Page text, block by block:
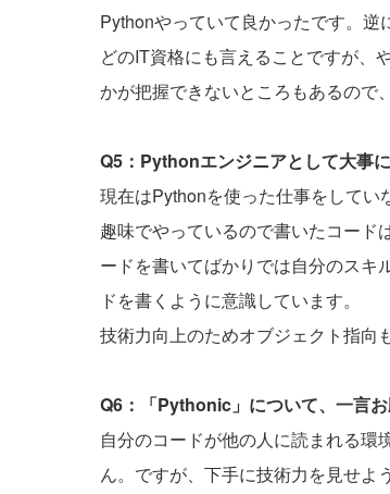
Pythonやっていて良かったです。逆
どのIT資格にも言えることですが、
かが把握できないところもあるので
Q5：Pythonエンジニアとして大事
現在はPythonを使った仕事をしてい
趣味でやっているので書いたコード
ードを書いてばかりでは自分のスキ
ドを書くように意識しています。
技術力向上のためオブジェクト指向
Q6：「Pythonic」について、一言お
自分のコードが他の人に読まれる
ん。ですが、下手に技術力を見せよ